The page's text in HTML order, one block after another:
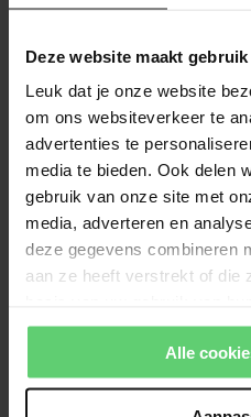
Deze website maakt
Leuk dat je onze website
om ons websiteverkeer te
advertenties te
media te bieden. Ook delen
gebruik van onze site met
media, adverteren en
deze gegevens combineren
aan ze heeft verstrekt of die
website-ervaring? Kies dan
informatie over cookies vind
Alle
Creatieve vrijheid
afwerkingen in een
experimenteren met
subtiele overgangen tot
statement looks, de
onbeperkt.
Waarvoor wordt
Oogschaduw paletten
te voegen. Ze kunnen